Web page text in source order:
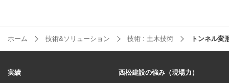
ホーム 技術&ソリューション 技術 : 土木技術 トンネル変
実績 西松建設の強み（現場力）